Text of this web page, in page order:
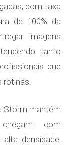
com taxa
de 100% da
imagens
tanto
que
rotinas.
Storm mantém
com
densidade,